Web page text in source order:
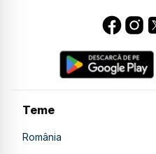
Teme
România